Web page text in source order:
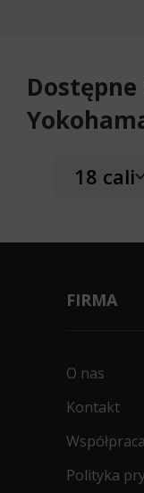
18 cali
FIRMA
O nas
Kontakt
Współpraca
Polityka